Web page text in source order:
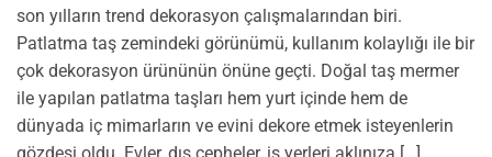
son yılların trend dekorasyon çalışmalarından biri.
Patlatma taş zemindeki görünümü, kullanım kolaylığı ile bir
çok dekorasyon ürününün önüne geçti. Doğal taş mermer
ile yapılan patlatma taşları hem yurt içinde hem de
dünyada iç mimarların ve evini dekore etmek isteyenlerin